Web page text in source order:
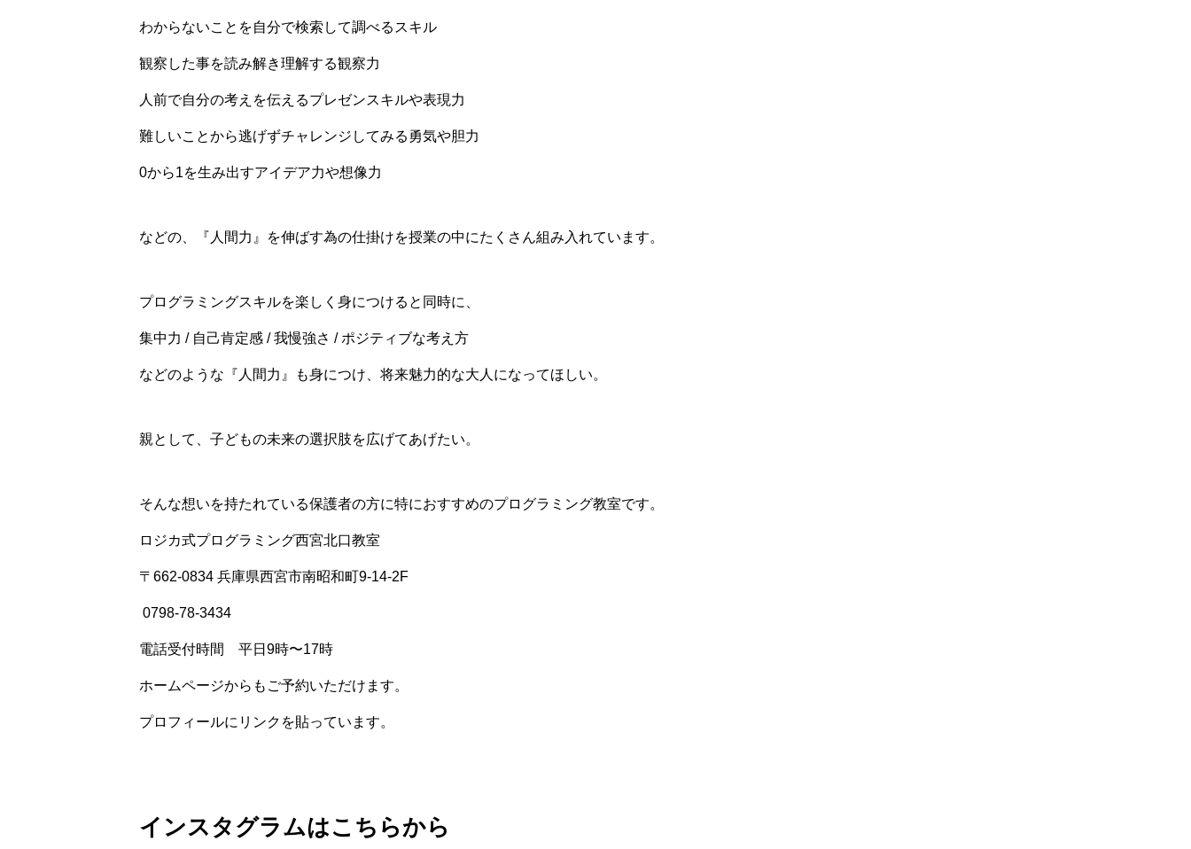
わからないことを自分で検索して調べるスキル
観察した事を読み解き理解する観察力
人前で自分の考えを伝えるプレゼンスキルや表現力
難しいことから逃げずチャレンジしてみる勇気や胆力
0から1を生み出すアイデア力や想像力
などの、『人間力』を伸ばす為の仕掛けを授業の中にたくさん組み入れています。
プログラミングスキルを楽しく身につけると同時に、
集中力 / 自己肯定感 / 我慢強さ / ポジティブな考え方
などのような『人間力』も身につけ、将来魅力的な大人になってほしい。
親として、子どもの未来の選択肢を広げてあげたい。
そんな想いを持たれている保護者の方に特におすすめのプログラミング教室です。
ロジカ式プログラミング西宮北口教室
〒662-0834 兵庫県西宮市南昭和町9-14-2F
️ 0798-78-3434
電話受付時間 平日9時〜17時
ホームページからもご予約いただけます。
プロフィールにリンクを貼っています。
インスタグラムはこちらから